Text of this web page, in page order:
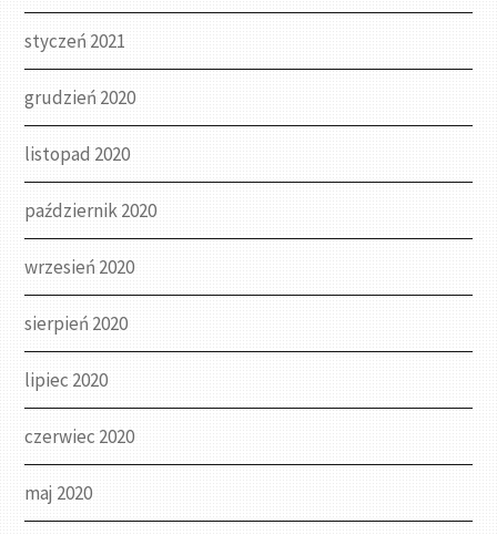
styczeń 2021
grudzień 2020
listopad 2020
październik 2020
wrzesień 2020
sierpień 2020
lipiec 2020
czerwiec 2020
maj 2020